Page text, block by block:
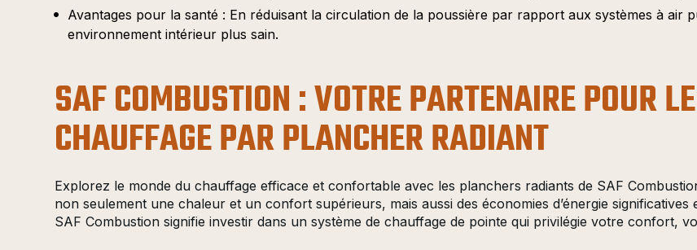
Avantages pour la santé : En réduisant la circulation de la poussière par rapport aux systèmes à air
environnement intérieur plus sain.
SAF COMBUSTION : VOTRE PARTENAIRE POUR
CHAUFFAGE PAR PLANCHER RADIANT
Explorez le monde du chauffage efficace et confortable avec les planchers radiants de SAF
non seulement une chaleur et un confort supérieurs, mais aussi des économies d’énergie
SAF Combustion signifie investir dans un système de chauffage de pointe qui privilégie votre confort,